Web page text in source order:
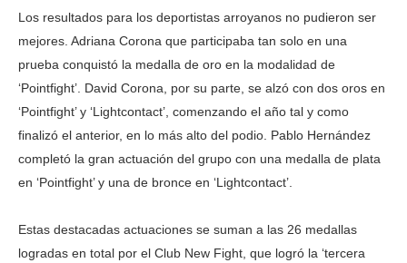
Los resultados para los deportistas arroyanos no pudieron ser
mejores. Adriana Corona que participaba tan solo en una
prueba conquistó la medalla de oro en la modalidad de
‘Pointfight’. David Corona, por su parte, se alzó con dos oros en
‘Pointfight’ y ‘Lightcontact’, comenzando el año tal y como
finalizó el anterior, en lo más alto del podio. Pablo Hernández
completó la gran actuación del grupo con una medalla de plata
en ‘Pointfight’ y una de bronce en ‘Lightcontact’.
Estas destacadas actuaciones se suman a las 26 medallas
logradas en total por el Club New Fight, que logró la ‘tercera